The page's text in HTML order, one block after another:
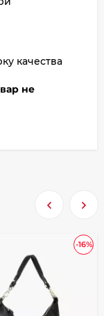
качества
не
-16%